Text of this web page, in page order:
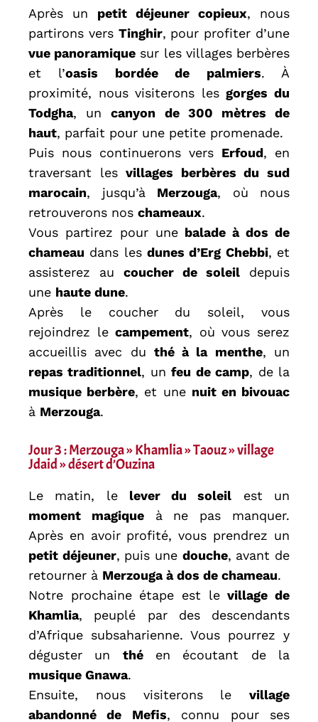
Après un petit déjeuner copieux, nous
partirons vers Tinghir, pour profiter d’une
vue panoramique sur les villages berbères
et l’oasis bordée de palmiers. À
proximité, nous visiterons lesgorges du
Todgha, uncanyon de 300 mètres de
haut, parfait pour une petite promenade.
Puis nous continuerons vers Erfoud, en
traversant lesvillages berbères du sud
marocain, jusqu’à Merzouga, où nous
retrouverons nos chameaux.
Vous partirez pour une balade à dos de
chameau dans les dunes d’Erg Chebbi, et
assisterez au coucher de soleil depuis
une haute dune.
Après le coucher du soleil, vous
rejoindrez lecampement, où vous serez
accueillis avec du thé à la menthe, un
repas traditionnel, unfeu de camp, de la
musique berbère, et une nuit en bivouac
à Merzouga.
Jour 3 : Merzouga » Khamlia » Taouz » village
Jdaid » désert d’Ouzina
Le matin, le lever du soleil est un
moment magiqueà ne pas manquer.
Après en avoir profité, vous prendrez un
petit déjeuner, puis une douche, avant de
retourner à Merzouga à dos de chameau.
Notre prochaine étape est levillage de
Khamlia, peuplé par des descendants
d’Afrique subsaharienne. Vous pourrez y
déguster un théen écoutant de la
musique Gnawa.
Ensuite, nous visiterons le village
abandonné de Mefis, connu pour ses